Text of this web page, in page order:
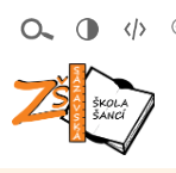
á
verze
pro
slaboz
raké